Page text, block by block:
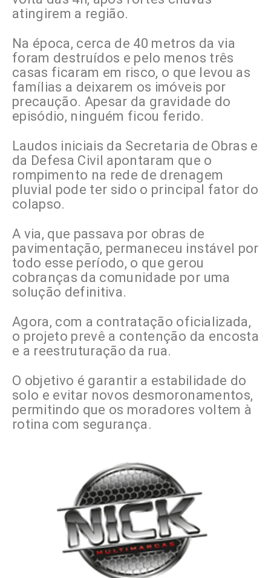
atingirem a região.
Na época, cerca de 40 metros da via
foram destruídos e pelo menos três
casas ficaram em risco, o que levou as
famílias a deixarem os imóveis por
precaução. Apesar da gravidade do
episódio, ninguém ficou ferido.
Laudos iniciais da Secretaria de Obras e
da Defesa Civil apontaram que o
rompimento na rede de drenagem
pluvial pode ter sido o principal fator do
colapso.
A via, que passava por obras de
pavimentação, permaneceu instável por
todo esse período, o que gerou
cobranças da comunidade por uma
solução definitiva.
Agora, com a contratação oficializada,
o projeto prevê a contenção da encosta
e a reestruturação da rua.
O objetivo é garantir a estabilidade do
solo e evitar novos desmoronamentos,
permitindo que os moradores voltem à
rotina com segurança.